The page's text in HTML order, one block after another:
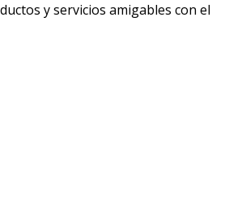
y servicios amigables con el